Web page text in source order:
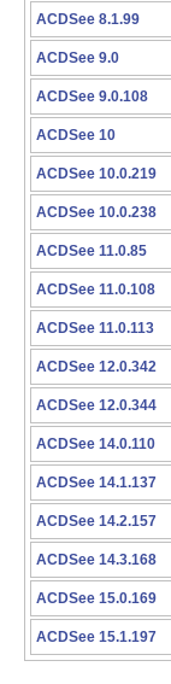
ACDSee 8.1.99
ACDSee 9.0
ACDSee 9.0.108
ACDSee 10
ACDSee 10.0.219
ACDSee 10.0.238
ACDSee 11.0.85
ACDSee 11.0.108
ACDSee 11.0.113
ACDSee 12.0.342
ACDSee 12.0.344
ACDSee 14.0.110
ACDSee 14.1.137
ACDSee 14.2.157
ACDSee 14.3.168
ACDSee 15.0.169
ACDSee 15.1.197